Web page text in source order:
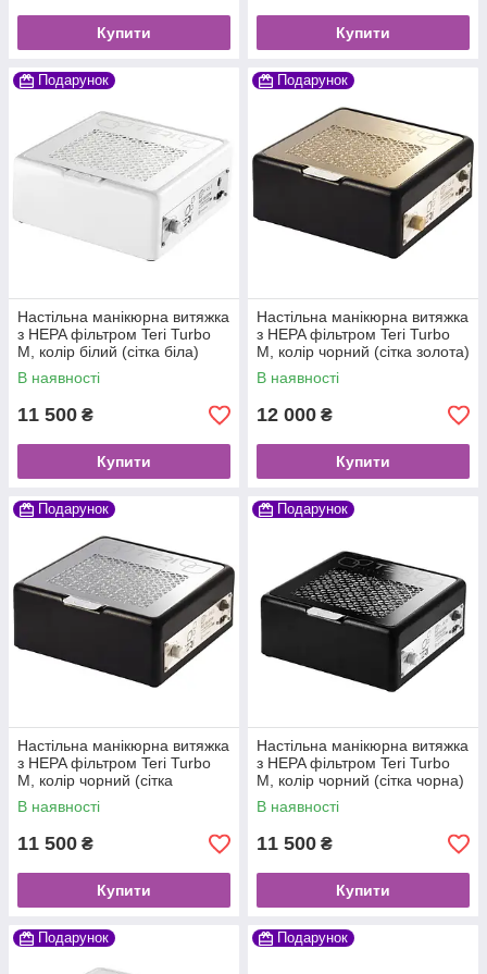
Купити Купити
Подарунок
Настільна манікюрна витяжка
з HEPA фільтром Teri Turbo
M, колір білий (сітка біла)
В наявності
11 500 ₴
Купити
Подарунок
Настільна манікюрна витяжка
з HEPA фільтром Teri Turbo
M, колір чорний (сітка золота)
В наявності
12 000 ₴
Купити
Подарунок
Настільна манікюрна витяжка
з HEPA фільтром Teri Turbo
M, колір чорний (сітка
металік)
В наявності
11 500 ₴
Купити
Подарунок
Настільна манікюрна витяжка
з HEPA фільтром Teri Turbo
M, колір чорний (сітка чорна)
В наявності
11 500 ₴
Купити
Подарунок Подарунок